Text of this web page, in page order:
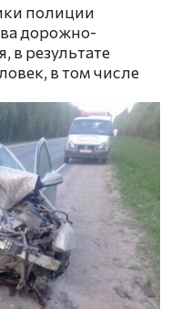
полиции
дорожно-
в результате
в том числе